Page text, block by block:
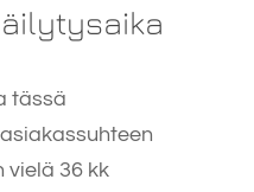
tässä
vielä 36 kk